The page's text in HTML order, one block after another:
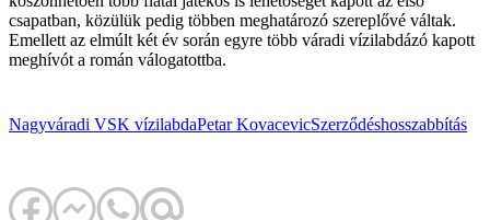
csapatban, közülük pedig többen meghatározó szereplővé váltak.
Emellett az elmúlt két év során egyre több váradi vízilabdázó kapott
meghívót a román válogatottba.
Nagyváradi VSK vízilabdaPetar KovacevicSzerződéshosszabbítás